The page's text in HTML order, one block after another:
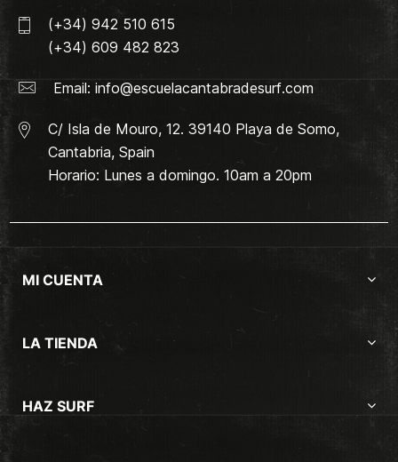
(+34) 942 510 615
(+34) 609 482 823
Email: info@escuelacantabradesurf.com
C/ Isla de Mouro, 12. 39140 Playa de Somo,
Cantabria, Spain
Horario: Lunes a domingo. 10am a 20pm
MI CUENTA
LA TIENDA
HAZ SURF